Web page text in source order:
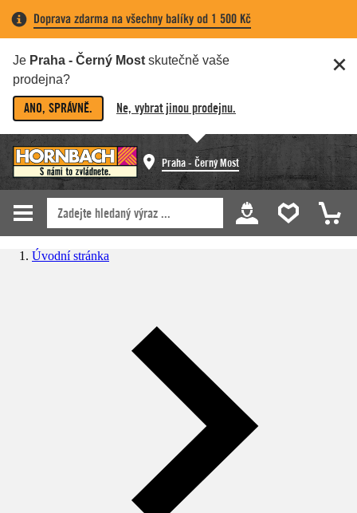
Doprava zdarma na všechny balíky od 1 500 Kč
Je Praha - Černý Most skutečně vaše
prodejna?
ANO, SPRÁVNĚ. Ne, vybrat jinou prodejnu.
Praha - Černý Most
Úvodní stránka